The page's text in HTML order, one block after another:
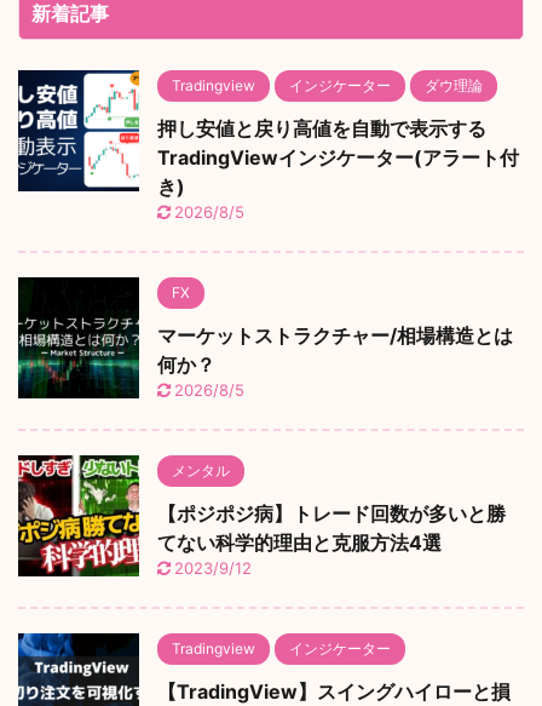
新着記事
Tradingview インジケーター ダウ理論
押し安値と戻り高値を自動で表示する
TradingViewインジケーター(アラート付
き)
2026/8/5
FX
マーケットストラクチャー/相場構造とは
何か？
2026/8/5
メンタル
【ポジポジ病】トレード回数が多いと勝
てない科学的理由と克服方法4選
2023/9/12
Tradingview インジケーター
【TradingView】スイングハイローと損